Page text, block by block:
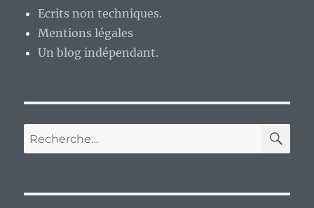
Ecrits non techniques.
Mentions légales
Un blog indépendant.
Recherche
pour :